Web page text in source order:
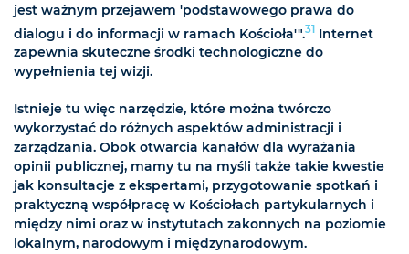
jest ważnym przejawem 'podstawowego prawa do
dialogu i do informacji w ramach Kościoła'".31 Internet
zapewnia skuteczne środki technologiczne do
wypełnienia tej wizji.
Istnieje tu więc narzędzie, które można twórczo
wykorzystać do różnych aspektów administracji i
zarządzania. Obok otwarcia kanałów dla wyrażania
opinii publicznej, mamy tu na myśli także takie kwestie
jak konsultacje z ekspertami, przygotowanie spotkań i
praktyczną współpracę w Kościołach partykularnych i
między nimi oraz w instytutach zakonnych na poziomie
lokalnym, narodowym i międzynarodowym.